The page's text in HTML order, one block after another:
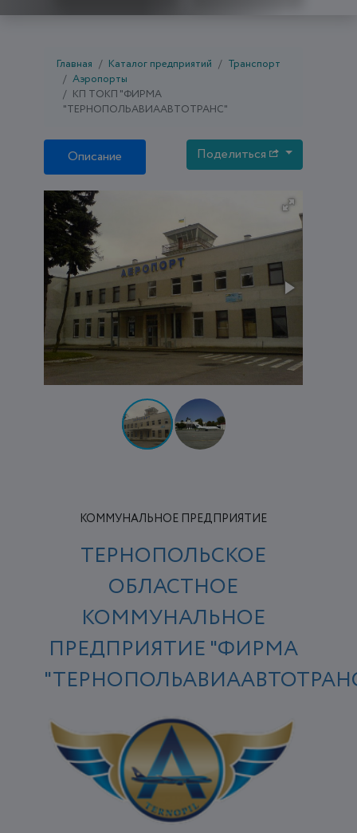
Главная Каталог предприятий
Транспорт
Аэропорты
КП ТОКП "ФИРМА
"ТЕРНОПОЛЬАВИААВТОТРАНС"
Описание Поделиться
КОММУНАЛЬНОЕ ПРЕДПРИЯТИЕ
ТЕРНОПОЛЬСКОЕ
ОБЛАСТНОЕ
КОММУНАЛЬНОЕ
ПРЕДПРИЯТИЕ "ФИРМА